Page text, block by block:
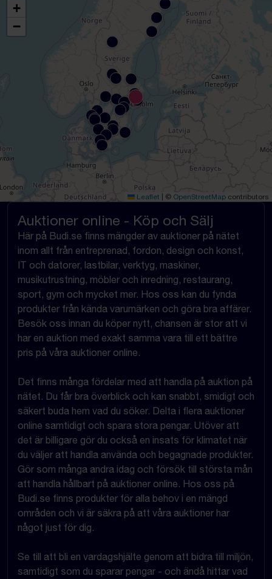
+
−
Leaflet © OpenStreetMap contributors
Auktioner online - Köp och Sälj
Här på Budi.se finns mängder av auktioner på nätet
inom allt från entreprenad, fordon, design och konst,
IT och datorer, lastbilar, verktyg, maskiner,
musikutrustning, möbler och inredning, restaurang,
sport, gym och mycket mer. Hos oss kan du fynda
produkter från kända varumärken och göra bra affärer.
Besök oss innan du köper nytt, chansen är stor att vi
har en auktion med exakt samma vara till ett bättre
pris på våra auktioner online.
Det finns många fördelar med att handla på auktion på
nätet. Du får bra överblick och kan snabbt, smidigt och
säkert buda hem vad du söker. Delta i flera auktioner
online samtidigt och spara stora pengar. Utöver att
det är billigare gör du också en insats för klimatet när
du väljer att handla använda och begagnade produkter.
Gör som många andra idag och försök till största mån
att handla hållbart på auktioner online. Hos oss på
Budi.se finns produkter för alla behov i en mängd
områden och vi är säkra på att våra auktioner har
något just för dig.
Se till att bli en vardagshjälte genom att bidra till miljön,
samtidigt som du sparar pengar - och ändå hittar vad